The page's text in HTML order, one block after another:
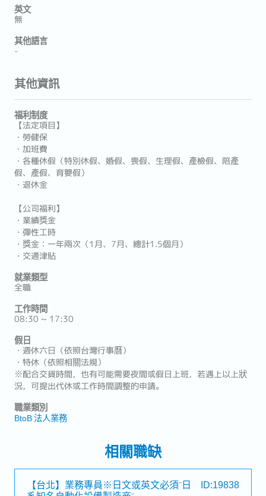
英文
無
其他語言
-
其他資訊
福利制度
【法定項目】
・勞健保
・加班費
・各種休假（特別休假、婚假、喪假、生理假、產檢假、陪產
假、產假、育嬰假）
・退休金
【公司福利】
・業績獎金
・彈性工時
・獎金：一年兩次（1月、7月、總計1.5個月）
・交通津貼
就業類型
全職
工作時間
08:30 ~ 17:30
假日
・週休六日（依照台灣行事曆）
・特休（依照相關法規）
※配合交貨時間，也有可能需要夜間或假日上班，若遇上以上狀
況，可提出代休或工作時間調整的申請。
職業類別
BtoB 法人業務
相關職缺
【台北】業務專員※日文或英文必須⁻日 ID:19838